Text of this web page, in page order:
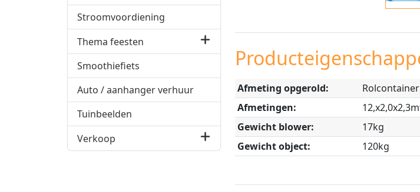
Stroomvoordiening
Thema feesten
Smoothiefiets
Auto / aanhanger verhuur
Tuinbeelden
Verkoop
Afmeting opgerold:
Rolcontainer
Afmetingen:
Gewicht blower:
17kg
Gewicht object:
120kg